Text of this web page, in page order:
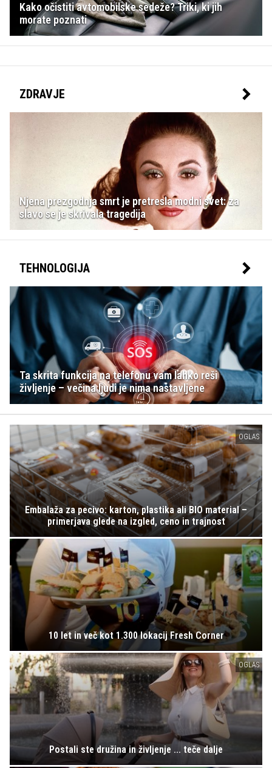
Kako očistiti avtomobilske sedeže? Triki, ki jih
morate poznati
ZDRAVJE
Njena prezgodnja smrt je pretresla modni svet: za
slavo se je skrivala tragedija
TEHNOLOGIJA
Ta skrita funkcija na telefonu vam lahko reši
življenje – večina ljudi je nima nastavljene
OGLAS
Embalaža za pecivo: karton, plastika ali BIO material –
primerjava glede na izgled, ceno in trajnost
10 let in več kot 1.300 lokacij Fresh Corner
OGLAS
Postali ste družina in življenje ... teče dalje